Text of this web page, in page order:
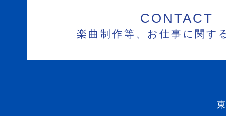
CONTACT
楽曲制作等、お仕事に関す